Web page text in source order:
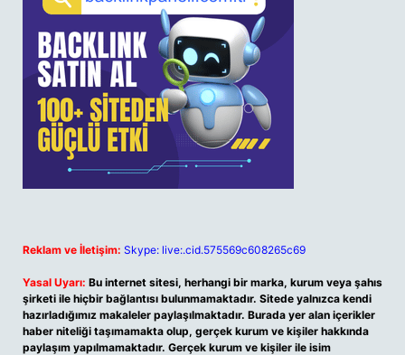
Reklam ve İletişim: Skype: live:.cid.575569c608265c69
Yasal Uyarı: Bu internet sitesi, herhangi bir marka, kurum veya şahıs
şirketi ile hiçbir bağlantısı bulunmamaktadır. Sitede yalnızca kendi
hazırladığımız makaleler paylaşılmaktadır. Burada yer alan içerikler
haber niteliği taşımamakta olup, gerçek kurum ve kişiler hakkında
paylaşım yapılmamaktadır. Gerçek kurum ve kişiler ile isim